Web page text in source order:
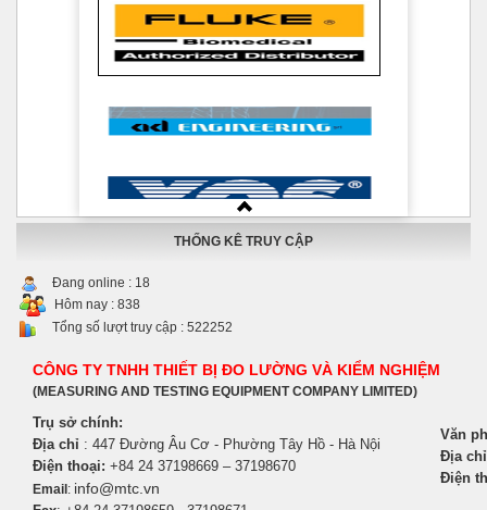
THỐNG KÊ TRUY CẬP
Đang online : 18
Hôm nay : 838
Tổng số lượt truy cập : 522252
CÔNG TY TNHH THIẾT BỊ ĐO LƯỜNG VÀ KIỂM NGHIỆM
(MEASURING AND TESTING EQUIPMENT COMPANY LIMITED)
Trụ sở chính:
Địa chỉ : 447 Đường Âu Cơ - Phường Tây Hồ - Hà Nội
Điện thoại: +84 24 37198669 – 37198670
Email : info@mtc.vn
Văn
Địa
Điện